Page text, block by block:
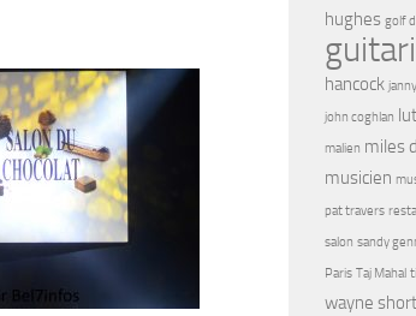
hughes golf
hancock
john coghlan
malien miles
musicien
pat travers
salon sandy
Paris Taj Mahal
wayne